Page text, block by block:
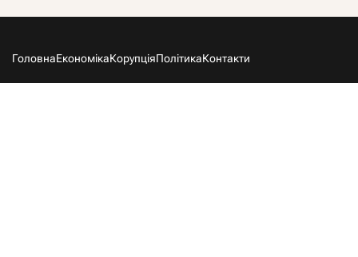
ГоловнаЕкономікаКорупціяПолітикаКонтакти